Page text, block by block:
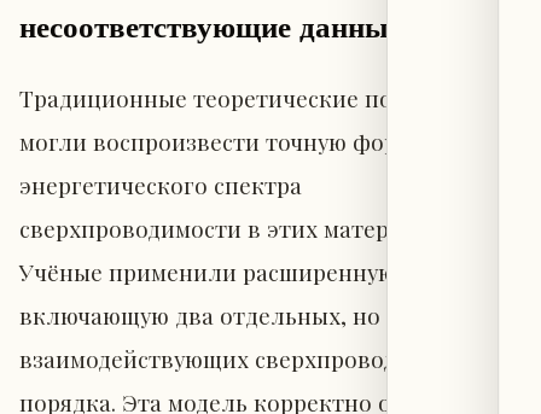
несоответствующие данные
Традиционные теоретические подходы не
могли воспроизвести точную форму
энергетического спектра
сверхпроводимости в этих материалах.
Учёные применили расширенную модель,
включающую два отдельных, но сильно
взаимодействующих сверхпроводящих
порядка. Эта модель корректно описала как